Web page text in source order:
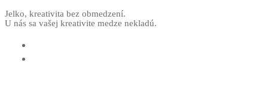
Preskočiť
na
Menu
Zavrieť
Jelko, kreativita bez obmedzení.
U nás sa vašej kreativite medze nekladú.